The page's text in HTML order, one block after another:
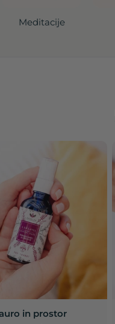
Meditacije
in prostor